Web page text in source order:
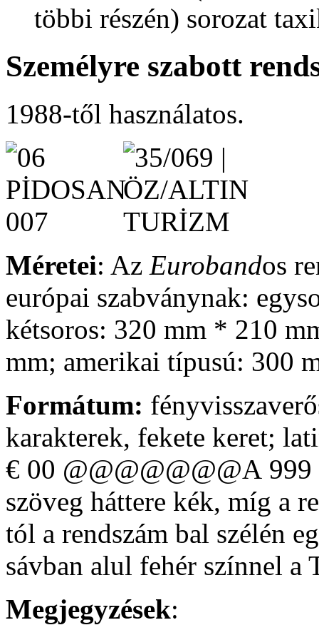
többi részén) sorozat
Személyre szabott
1988-től használatos.
Méretei: Az Eurobandos
európai szabványnak:
kétsoros: 320 mm * 210
mm; amerikai típusú: 300
Formátum:
karakterek, fekete keret;
€ 00 @@@@@@@A 999
szöveg háttere kék, míg a
tól a rendszám bal szélén
sávban alul fehér színnel a
Megjegyzések: